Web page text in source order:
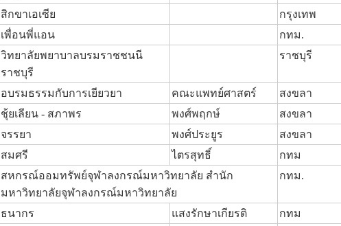
สิกขาเอเซีย กรุงเทพ
เพื่อนพี่แอน กทม.
วิทยาลัยพยาบาลบรมราชชนนี
ราชบุรี
ราชบุรี
อบรมธรรมกับการเยียวยา คณะแพทย์ศาสตร์ สงขลา
ชุ้ยเลียน - สภาพร พงศ์พฤกษ์ สงขลา
จรรยา พงศ์ประยูร สงขลา
สมศรี ไตรสุทธิ์ กทม
สหกรณ์ออมทรัพย์จุฬาลงกรณ์มหาวิทยาลัย สำนัก
มหาวิทยาลัยจุฬาลงกรณ์มหาวิทยาลัย
กทม.
ธนากร แสงรักษาเกียรติ กทม